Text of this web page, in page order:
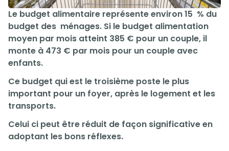
Le budget alimentaire représente environ 15 % du
budget des ménages. Si le budget alimentation
moyen par mois atteint 385 € pour un couple, il
monte à 473 € par mois pour un couple avec
enfants.
Ce budget qui est le troisième poste le plus
important pour un foyer, après le logement et les
transports.
Celui ci peut être réduit de façon significative en
adoptant les bons réflexes.